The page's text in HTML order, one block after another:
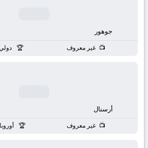
مباشر
جوهور
غير معروف
أرسنال
غير معروف